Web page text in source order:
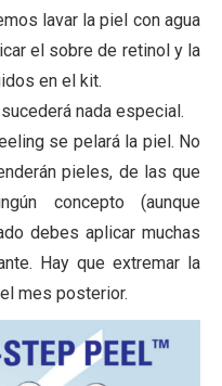
lavar la piel con agua
el sobre de retinol y la
en el kit.
nada especial.
se pelará la piel. No
pieles, de las que
concepto (aunque
debes aplicar muchas
Hay que extremar la
mes posterior.